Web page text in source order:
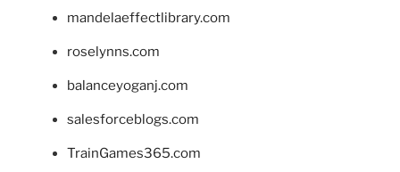
mandelaeffectlibrary.com
roselynns.com
balanceyoganj.com
salesforceblogs.com
TrainGames365.com